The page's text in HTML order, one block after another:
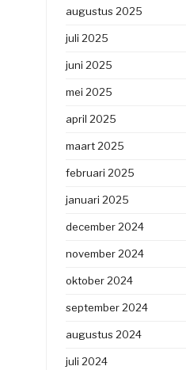
augustus 2025
juli 2025
juni 2025
mei 2025
april 2025
maart 2025
februari 2025
januari 2025
december 2024
november 2024
oktober 2024
september 2024
augustus 2024
juli 2024